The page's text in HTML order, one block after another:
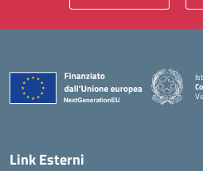
Link Esterni